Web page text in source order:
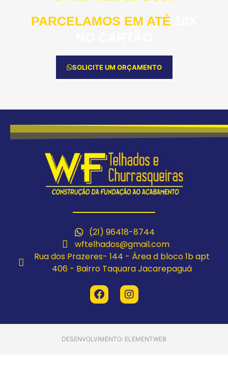
PARCELAMOS EM ATÉ
SOLICITE UM ORÇAMENTO
(21) 96418-8744
wftelhados@gmail.com
Rua dos Prazeres- 144 - Área d bloco 1b apt
406 - Bairro Taquara Jacarepaguá
DESENVOLVIMENTO: ELEMENTWEB